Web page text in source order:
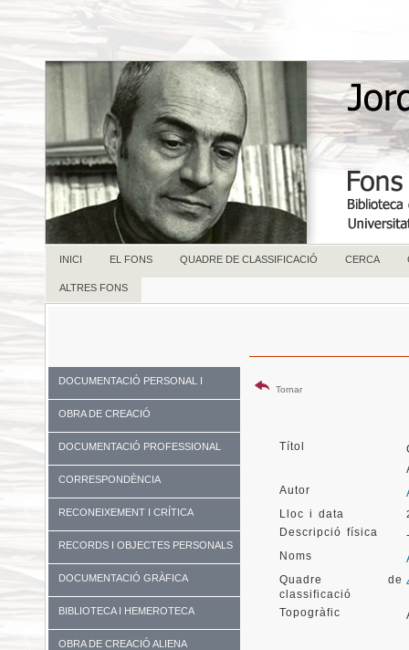
INICI EL FONS QUADRE DE CLASSIFICACIÓ CERCA
ALTRES FONS
DOCUMENTACIÓ PERSONAL I
FAMILIAR
OBRA DE CREACIÓ
DOCUMENTACIÓ PROFESSIONAL
CORRESPONDÈNCIA
RECONEIXEMENT I CRÍTICA
RECORDS I OBJECTES PERSONALS
DOCUMENTACIÓ GRÀFICA
BIBLIOTECA I HEMEROTECA
OBRA DE CREACIÓ ALIENA
Tornar
Títol
Autor
Lloc i data
Descripció física
Noms
Quadre de
classificació
Topogràfic